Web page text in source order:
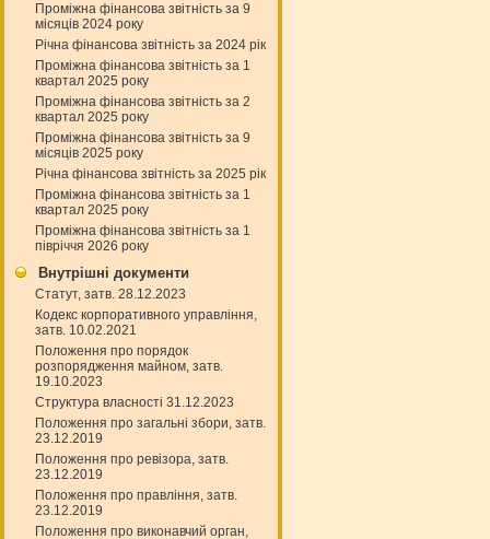
Проміжна фінансова звітність за 9
місяців 2024 року
Річна фінансова звітність за 2024 рік
Проміжна фінансова звітність за 1
квартал 2025 року
Проміжна фінансова звітність за 2
квартал 2025 року
Проміжна фінансова звітність за 9
місяців 2025 року
Річна фінансова звітність за 2025 рік
Проміжна фінансова звітність за 1
квартал 2025 року
Проміжна фінансова звітність за 1
півріччя 2026 року
Внутрішні документи
Статут, затв. 28.12.2023
Кодекс корпоративного управління,
затв. 10.02.2021
Положення про порядок
розпорядження майном, затв.
19.10.2023
Структура власності 31.12.2023
Положення про загальні збори, затв.
23.12.2019
Положення про ревізора, затв.
23.12.2019
Положення про правління, затв.
23.12.2019
Положення про виконавчий орган,